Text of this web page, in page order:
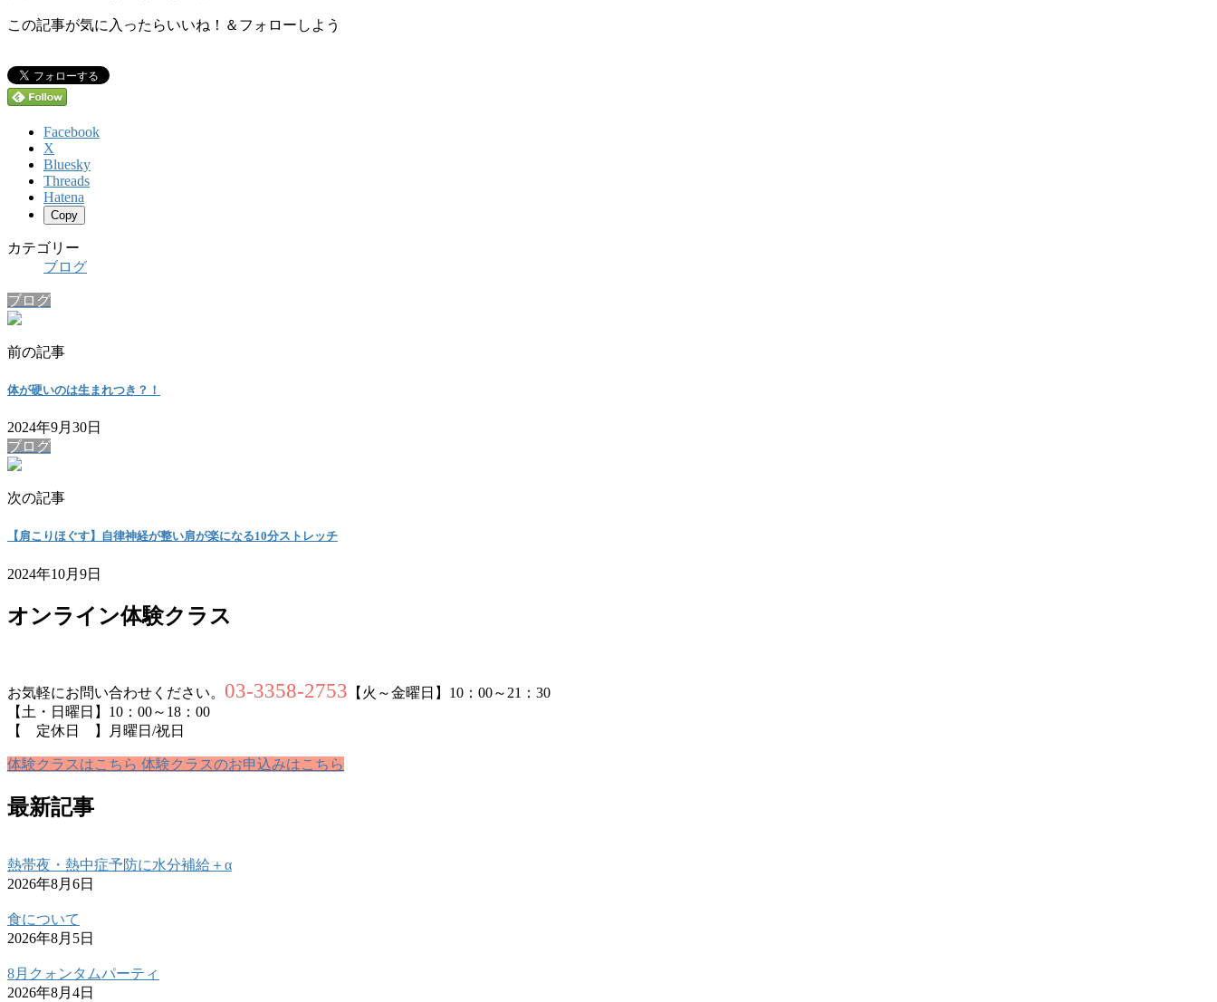
この記事が気に入ったらいいね！＆フォローしよう
Facebook
X
Bluesky
Threads
Hatena
Copy
カテゴリー
ブログ
ブログ
前の記事
体が硬いのは生まれつき？！
2024年9月30日
ブログ
次の記事
【肩こりほぐす】自律神経が整い肩が楽になる10分ストレッチ
2024年10月9日
オンライン体験クラス
お気軽にお問い合わせください。 03-3358-2753 【火～金曜日】10：00～21：30
【土・日曜日】10：00～18：00
【 定休日 】月曜日/祝日
体験クラスはこちら 体験クラスのお申込みはこちら
最新記事
熱帯夜・熱中症予防に水分補給＋α
2026年8月6日
食について
2026年8月5日
8月クォンタムパーティ
2026年8月4日